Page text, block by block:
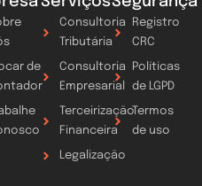
de
Consultoria
Tributária
Consultoria
Empresarial
Terceirização
Financeira
Legalização
Registro
CRC
Políticas
de LGPD
Termos
de uso